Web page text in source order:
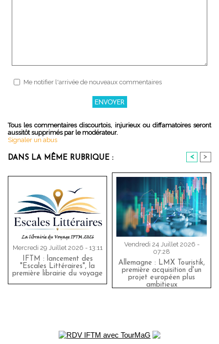
Me notifier l'arrivée de nouveaux commentaires
Tous les commentaires discourtois, injurieux ou diffamatoires seront
aussitôt supprimés par le modérateur.
Signaler un abus
DANS LA MÊME RUBRIQUE : < >
Mercredi 29 Juillet 2026 - 13:11
IFTM : lancement des
"Escales Littéraires", la
première librairie du voyage
Vendredi 24 Juillet 2026 -
07:28
Allemagne : LMX Touristik,
première acquisition d'un
projet européen plus
ambitieux